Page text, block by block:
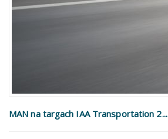
MAN na targach IAA Transportation 2...